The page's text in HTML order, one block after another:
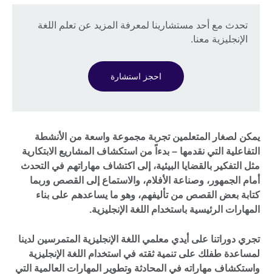
تحدث مع أحد مستشارينا لمعرفة المزيد عن تعلم اللغة
الإنجليزية معنا.
احجز استشارة
يمكن لصغار المتعلمين تجربة مجموعة واسعة من الأنشطة
التفاعلية التي نقدمها – بدءاً من استكشاف المشاريع الابتكارية
مثل التفكير بالقضايا البيئية، إلى اكتشاف مهاراتهم في التحدث
أمام الجمهور، وصناعة الأفلام، والاستماع إلى القصص وربما
كتابة بعض القصص من تأليفهم، وهو ما يساعدهم على بناء
المهارات الرئيسية باستخدام اللغة الإنجليزية.
تجري دوراتنا على أيدي معلمي اللغة الإنجليزية المتمرسين لدينا
لمساعدة طفلك على تنمية ثقته في استخدام اللغة الإنجليزية
واستكشاف مهاراته في المحادثة وتطوير المهارات العالمية التي